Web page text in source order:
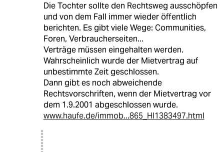
Die Tochter sollte den Rechtsweg ausschöpfen
und von dem Fall immer wieder öffentlich
berichten. Es gibt viele Wege: Communities,
Foren, Verbraucherseiten...
Verträge müssen eingehalten werden.
Wahrscheinlich wurde der Mietvertrag auf
unbestimmte Zeit geschlossen.
Dann gibt es noch abweichende
Rechtsvorschriften, wenn der Mietvertrag vor
dem 1.9.2001 abgeschlossen wurde.
www.haufe.de/immob...865_HI1383497.html